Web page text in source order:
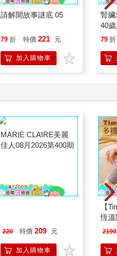
請解開故事謎底 05
79 折 特價 221 元
加入購物車
腎
40
就
79 折
220 特價 209 元
加入購物車
【
恆
肩/
膝
2190